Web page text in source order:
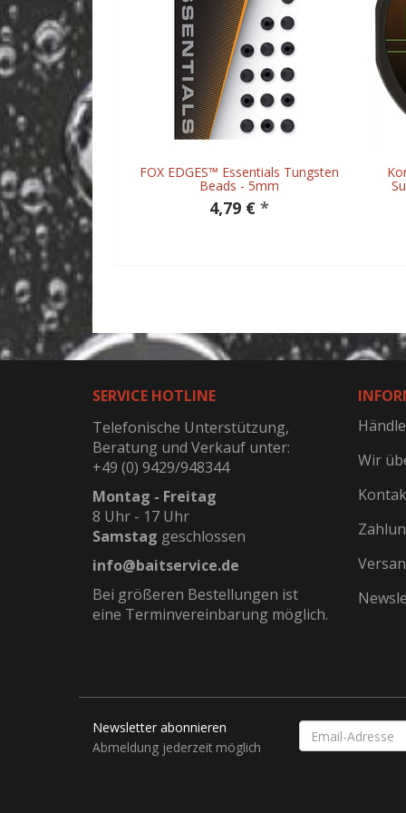
FOX EDGES™ Essentials Tungsten
Beads - 5mm
4,79 € *
SERVICE HOTLINE
Telefonische Unterstützung,
Beratung und Verkauf unter:
+49 (0) 9429/948344
Montag - Freitag
8 Uhr - 17 Uhr
Samstag geschlossen
info@baitservice.de
Bei größeren Bestellungen ist
eine Terminvereinbarung möglich.
Wir
Newsletter abonnieren
Abmeldung jederzeit möglich
EMAIL-
ADRESSE